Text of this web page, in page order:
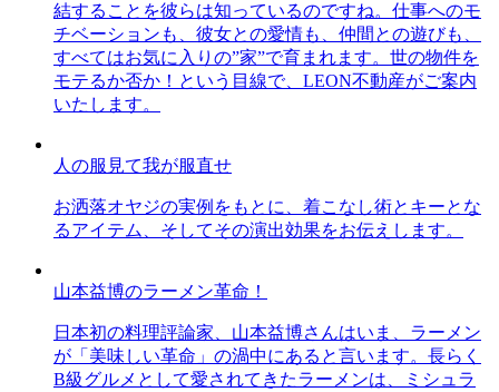
結することを彼らは知っているのですね。仕事へのモ
チベーションも、彼女との愛情も、仲間との遊びも、
すべてはお気に入りの”家”で育まれます。世の物件を
モテるか否か！という目線で、LEON不動産がご案内
いたします。
人の服見て我が服直せ
お洒落オヤジの実例をもとに、着こなし術とキーとな
るアイテム、そしてその演出効果をお伝えします。
山本益博のラーメン革命！
日本初の料理評論家、山本益博さんはいま、ラーメン
が「美味しい革命」の渦中にあると言います。長らく
B級グルメとして愛されてきたラーメンは、ミシュラ